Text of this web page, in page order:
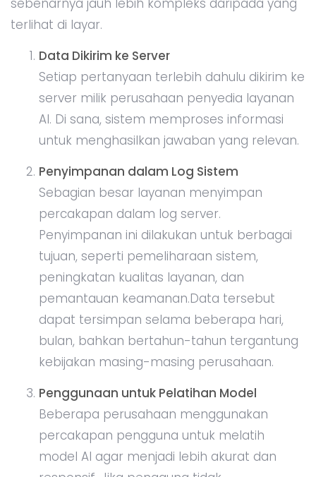
sebenarnya jauh lebih kompleks daripada yang
terlihat di layar.
Data Dikirim ke Server
Setiap pertanyaan terlebih dahulu dikirim ke
server milik perusahaan penyedia layanan
AI. Di sana, sistem memproses informasi
untuk menghasilkan jawaban yang relevan.
Penyimpanan dalam Log Sistem
Sebagian besar layanan menyimpan
percakapan dalam log server.
Penyimpanan ini dilakukan untuk berbagai
tujuan, seperti pemeliharaan sistem,
peningkatan kualitas layanan, dan
pemantauan keamanan.Data tersebut
dapat tersimpan selama beberapa hari,
bulan, bahkan bertahun-tahun tergantung
kebijakan masing-masing perusahaan.
Penggunaan untuk Pelatihan Model
Beberapa perusahaan menggunakan
percakapan pengguna untuk melatih
model AI agar menjadi lebih akurat dan